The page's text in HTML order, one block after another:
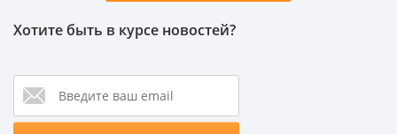
Хотите быть в курсе новостей?